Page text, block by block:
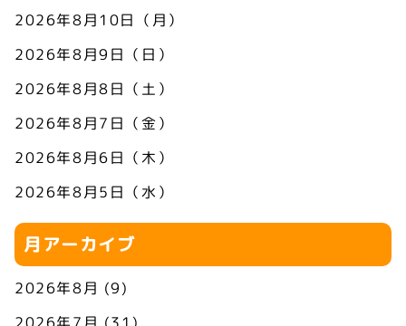
2026年8月10日（月）
2026年8月9日（日）
2026年8月8日（土）
2026年8月7日（金）
2026年8月6日（木）
2026年8月5日（水）
月アーカイブ
2026年8月 (9)